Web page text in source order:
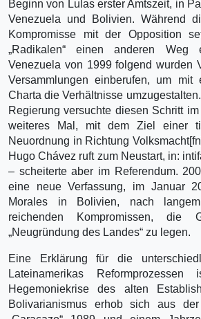
Beginn von Lulas erster Amtszeit, in
Venezuela und Bolivien. Während
Kompromisse mit der Opposition
„Radikalen“ einen anderen Weg
Venezuela von 1999 folgend wurden
Versammlungen einberufen, um mit
Charta die Verhältnisse
Regierung versuchte diesen Schritt
weiteres Mal, mit dem Ziel einer
Neuordnung in Richtung
Hugo Chávez ruft zum Neustart, in:
– scheiterte aber im Referendum.
eine neue Verfassung, im Januar
Morales in Bolivien, nach
reichenden Kompromissen, die
„Neugründung des Landes“ zu legen.
Eine Erklärung für die
Lateinamerikas
Hegemoniekrise des alten
Bolivarianismus erhob sich aus